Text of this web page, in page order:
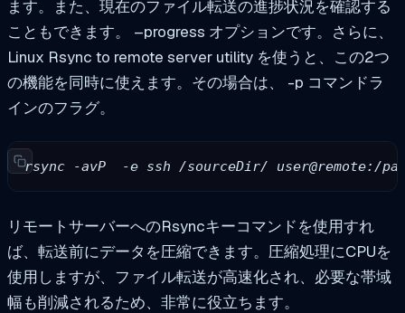
ます。また、現在のファイル転送の進捗状況を確認する
こともできます。 –progress オプションです。さらに、
Linux Rsync to remote server utility を使うと、この2つ
の機能を同時に使えます。その場合は、 -p コマンドラ
インのフラグ。
rsync -avP  -e ssh /sourceDir/ user@remote:/
リモートサーバーへのRsyncキーコマンドを使用すれ
ば、転送前にデータを圧縮できます。圧縮処理にCPUを
使用しますが、ファイル転送が高速化され、必要な帯域
幅も削減されるため、非常に役立ちます。